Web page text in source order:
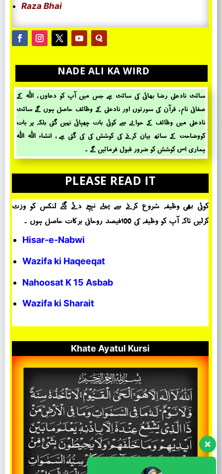
Raza Bhai
NADE ALI KA WIRD
سائٹ نادعلی رضا بھائی کی سائٹ ہے جس میں آپ کو دعاوں ، اللہ کے
صفاتی نام ، قرآن کی سورتوں اور نادعلی کے وظائف حاصل ہوں گے، سائٹ
نادعلی میں وظائف کے حؤالے سے کوئی بات چھپائی نہیں گئی بلکہ ہر بات
کووضاحت کے ساتھ بیان کرنے کی کوشش کی کی گئی ہے ، انشاء اللہ اللہ
ہماری اس کوشش کو ضرور قبول فرمائیں گے ۔
PLEASE READ IT
کوئی بھی وظیفہ شروع کرنے سے پہلے نیچے دئے گئے لنکس کو وزٹ
کرلیں تاکہ آپ کو وظیفہ کی 100فیصد روحانی برکات حاصل ہوں ۔
Hisar-e-Nabwi
Wazifa ki Haqeeqat
Nahoosat K 15 Asbab
Wazifa ki Sharait
Khate Ayatul Kursi